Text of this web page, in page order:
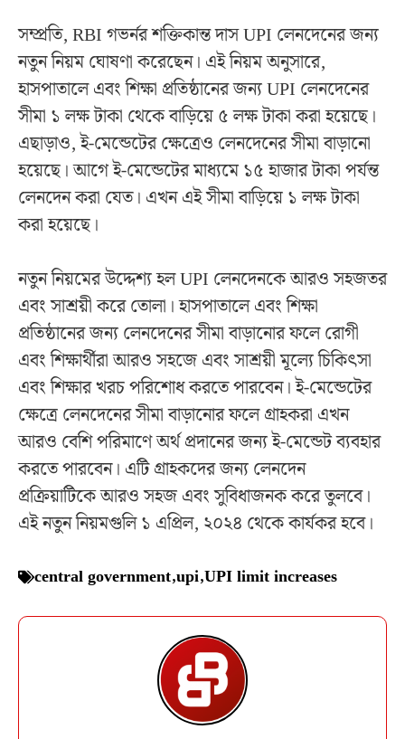
সম্প্রতি, RBI গভর্নর শক্তিকান্ত দাস UPI লেনদেনের জন্য
নতুন নিয়ম ঘোষণা করেছেন। এই নিয়ম অনুসারে,
হাসপাতালে এবং শিক্ষা প্রতিষ্ঠানের জন্য UPI লেনদেনের
সীমা ১ লক্ষ টাকা থেকে বাড়িয়ে ৫ লক্ষ টাকা করা হয়েছে।
এছাড়াও, ই-মেন্ডেটের ক্ষেত্রেও লেনদেনের সীমা বাড়ানো
হয়েছে। আগে ই-মেন্ডেটের মাধ্যমে ১৫ হাজার টাকা পর্যন্ত
লেনদেন করা যেত। এখন এই সীমা বাড়িয়ে ১ লক্ষ টাকা
করা হয়েছে।
নতুন নিয়মের উদ্দেশ্য হল UPI লেনদেনকে আরও সহজতর
এবং সাশ্রয়ী করে তোলা। হাসপাতালে এবং শিক্ষা
প্রতিষ্ঠানের জন্য লেনদেনের সীমা বাড়ানোর ফলে রোগী
এবং শিক্ষার্থীরা আরও সহজে এবং সাশ্রয়ী মূল্যে চিকিৎসা
এবং শিক্ষার খরচ পরিশোধ করতে পারবেন। ই-মেন্ডেটের
ক্ষেত্রে লেনদেনের সীমা বাড়ানোর ফলে গ্রাহকরা এখন
আরও বেশি পরিমাণে অর্থ প্রদানের জন্য ই-মেন্ডেট ব্যবহার
করতে পারবেন। এটি গ্রাহকদের জন্য লেনদেন
প্রক্রিয়াটিকে আরও সহজ এবং সুবিধাজনক করে তুলবে।
এই নতুন নিয়মগুলি ১ এপ্রিল, ২০২৪ থেকে কার্যকর হবে।
central government,upi,UPI limit increases